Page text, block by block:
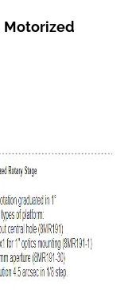
Motorized